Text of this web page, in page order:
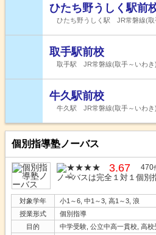
ひたち野うしく駅前
ひたち野うしく駅 JR常磐線(取
取手駅前校
取手駅 JR常磐線(取手～いわき)
牛久駅前校
牛久駅 JR常磐線(取手～いわき)
個別指導塾ノーバス
3.67 470
ノーバスは完全１対１個別
対象学年
小1～6, 中1～3, 高1～3, 浪
授業形式
個別指導
目的
中学受験, 公立中高一貫校, 高